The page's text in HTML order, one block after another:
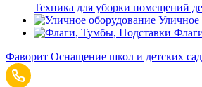
Техника для уборки помещений
Уличное
Фаворит Оснащение школ и детских